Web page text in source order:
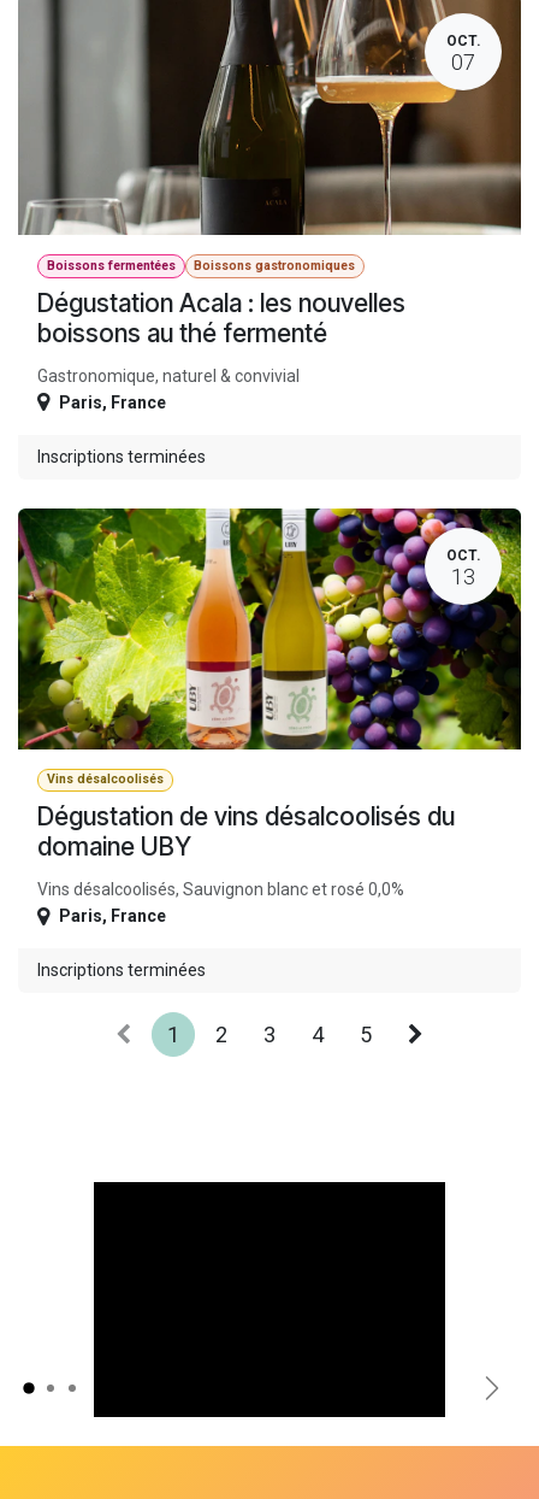
OCT.
07
Boissons fermentées Boissons gastronomiques
Dégustation Acala : les nouvelles
boissons au thé fermenté
Gastronomique, naturel & convivial
Paris, France
Inscriptions terminées
OCT.
13
Vins désalcoolisés
Dégustation de vins désalcoolisés du
domaine UBY
Vins désalcoolisés, Sauvignon blanc et rosé 0,0%
Paris, France
Inscriptions terminées
1 2 3 4 5
Précédent